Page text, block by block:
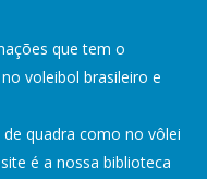
que tem o
voleibol brasileiro e
quadra como no vôlei
é a nossa biblioteca